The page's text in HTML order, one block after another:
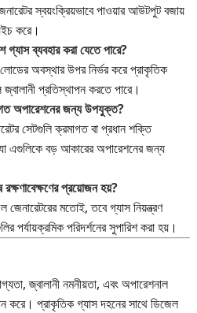
স্বয়ংক্রিয়ভাবে পাওয়ার আউটপুট বজায়
করে।
ব্যবহার করা যেতে পারে?
লোডের অবস্থার উপর নির্ভর করে প্রাকৃতিক
প্রতিস্থাপন করতে পারে।
অপারেশনের জন্য উপযুক্ত?
সেটগুলি ক্রমাগত বা প্রধান শক্তি
এগুলিকে বড় আকারের অপারেশনের জন্য
প্রয়োজন হয়?
জেনারেটরের মতোই, তবে গ্যাস নিয়ন্ত্রণ
পর্যায়ক্রমিক পরিদর্শনের সুপারিশ করা হয়।
জ্বালানী নমনীয়তা, এবং অপারেশনাল
করে। প্রাকৃতিক গ্যাস দহনের সাথে ডিজেল